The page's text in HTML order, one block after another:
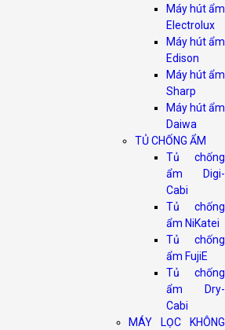
Máy hút ẩm
Electrolux
Máy hút ẩm
Edison
Máy hút ẩm
Sharp
Máy hút ẩm
Daiwa
TỦ CHỐNG ẨM
Tủ chống
ẩm Digi-
Cabi
Tủ chống
ẩm NiKatei
Tủ chống
ẩm FujiE
Tủ chống
ẩm Dry-
Cabi
MÁY LỌC KHÔNG